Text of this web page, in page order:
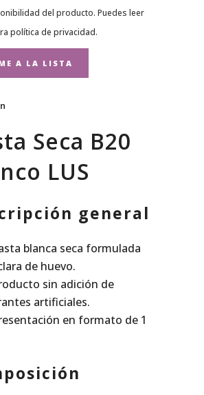
del producto. Puedes leer
política de privacidad.
Seca B20
LUS
general
blanca seca formulada
de huevo.
sin adición de
artificiales.
en formato de 1